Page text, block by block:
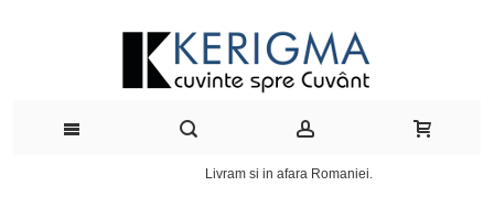
Livram si in afara Romaniei.